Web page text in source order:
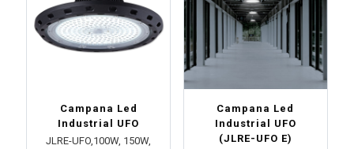
Campana Led
Industrial UFO
JLRE-UFO,100W, 150W,
Campana Led
Industrial UFO
(JLRE-UFO E)